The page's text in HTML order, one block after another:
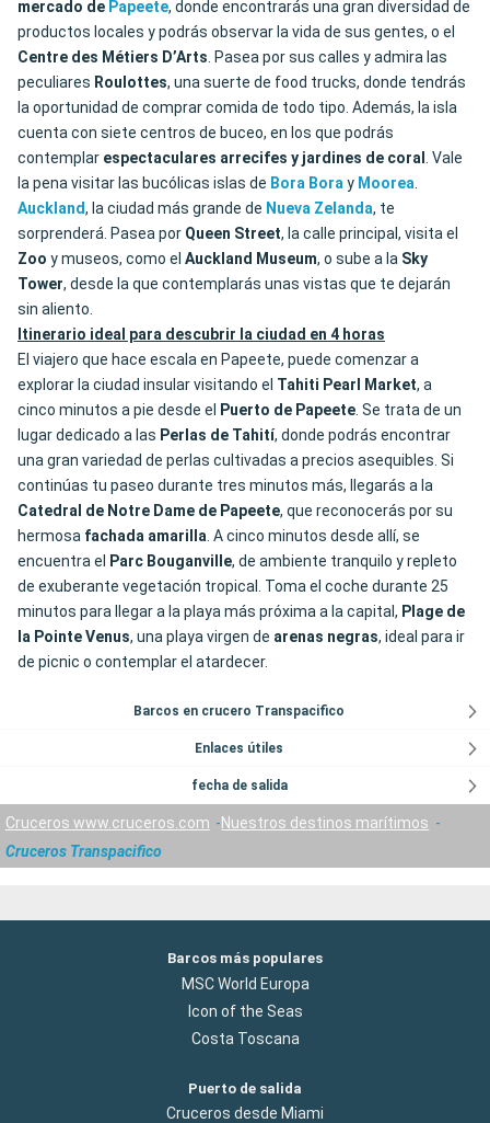
mercado de Papeete, donde encontrarás una gran diversidad de
productos locales y podrás observar la vida de sus gentes, o el
Centre des Métiers D’Arts. Pasea por sus calles y admira las
peculiares Roulottes, una suerte de food trucks, donde tendrás
la oportunidad de comprar comida de todo tipo. Además, la isla
cuenta con siete centros de buceo, en los que podrás
contemplar espectaculares arrecifes y jardines de coral . Vale
la pena visitar las bucólicas islas de Bora Boray Moorea.
Auckland, la ciudad más grande de Nueva Zelanda, te
sorprenderá. Pasea por Queen Street, la calle principal, visita el
Zoo y museos, como el Auckland Museum, o sube a la Sky
Tower, desde la que contemplarás unas vistas que te dejarán
sin aliento.
Itinerario ideal para descubrir la ciudad en 4 horas
El viajero que hace escala en Papeete, puede comenzar a
explorar la ciudad insular visitando el Tahiti Pearl Market, a
cinco minutos a pie desde el
Puerto de Papeete. Se trata de un
lugar dedicado a las Perlas de Tahití, donde podrás encontrar
una gran variedad de perlas cultivadas a precios asequibles. Si
continúas tu paseo durante tres minutos más, llegarás a la
Catedral de Notre Dame de Papeete, que reconocerás por su
hermosa fachada amarilla. A cinco minutos desde allí, se
encuentra el
Parc Bouganville, de ambiente tranquilo y repleto
de exuberante vegetación tropical. Toma el coche durante 25
minutos para llegar a la playa más próxima a la capital, Plage de
la Pointe Venus, una playa virgen de arenas negras, ideal para ir
de picnic o contemplar el atardecer.
Barcos en crucero Transpacifico
Enlaces útiles
fecha de salida
Cruceros www.cruceros.com
Nuestros destinos marítimos
Cruceros Transpacifico
Barcos más populares
MSC World Europa
Icon of the Seas
Costa Toscana
Puerto de salida
Cruceros desde Miami